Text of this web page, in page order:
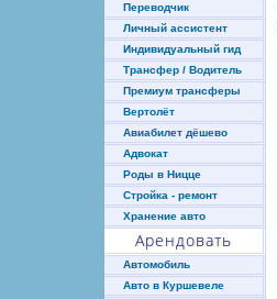
Переводчик
Личный ассистент
Индивидуальный гид
Трансфер / Водитель
Премиум трансферы
Вертолёт
Авиабилет дёшево
Адвокат
Роды в Ницце
Стройка - ремонт
Хранение авто
Арендовать
Автомобиль
Авто в Куршевеле